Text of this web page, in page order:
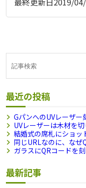
最近の投稿
GパンへのUVレーザ
うか
UVレーザーは木材を
ダーを試作しました
結婚式の席札にショ
印できますか？
同じURLなのに、なぜ
ガラスにQRコードを
最新記事